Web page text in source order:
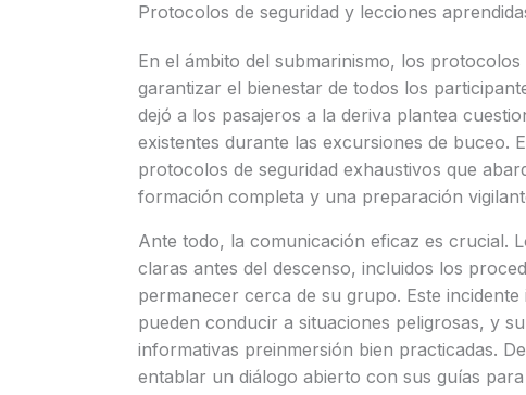
Protocolos de seguridad y lecciones
En el ámbito del submarinismo, los
garantizar el bienestar de todos los
dejó a los pasajeros a la deriva plantea
existentes durante las excursiones de buceo.
protocolos de seguridad exhaustivos que
formación completa y una preparación
Ante todo, la comunicación eficaz es crucial.
claras antes del descenso, incluidos los
permanecer cerca de su grupo. Este
pueden conducir a situaciones peligrosas, y
informativas preinmersión bien practicadas.
entablar un diálogo abierto con sus guías